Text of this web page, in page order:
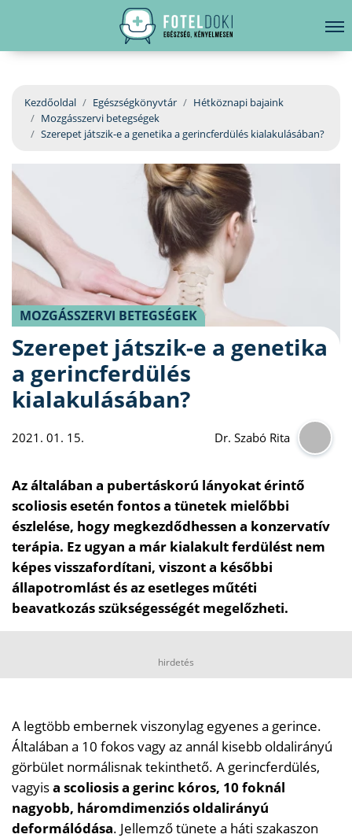
EGÉSZSÉGKÖNYVTÁR
BETEGSÉGKALAUZ
ÜGYELETKERESŐ
ORVOS VÁLASZOL
ORVOSKERESŐ
hirdetés
Kezdőoldal Egészségkönyvtár
Hétköznapi bajaink
Mozgásszervi betegségek
Szerepet játszik-e a genetika a gerincferdülés kialakulásában?
MOZGÁSSZERVI BETEGSÉGEK
Szerepet játszik-e a genetika
a gerincferdülés
kialakulásában?
2021. 01. 15. Dr. Szabó Rita
Az általában a pubertáskorú lányokat érintő
scoliosis esetén fontos a tünetek mielőbbi
észlelése, hogy megkezdődhessen a konzervatív
terápia. Ez ugyan a már kialakult ferdülést nem
képes visszafordítani, viszont a későbbi
állapotromlást és az esetleges műtéti
beavatkozás szükségességét megelőzheti.
hirdetés
A legtöbb embernek viszonylag egyenes a gerince.
Általában a 10 fokos vagy az annál kisebb oldalirányú
görbület normálisnak tekinthető. A gerincferdülés,
vagyisa scoliosis a gerinc kóros, 10 foknál
nagyobb, háromdimenziós oldalirányú
deformálódása. Jellemző tünete a háti szakaszon